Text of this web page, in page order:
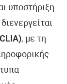
υποστήριξη
, με τη